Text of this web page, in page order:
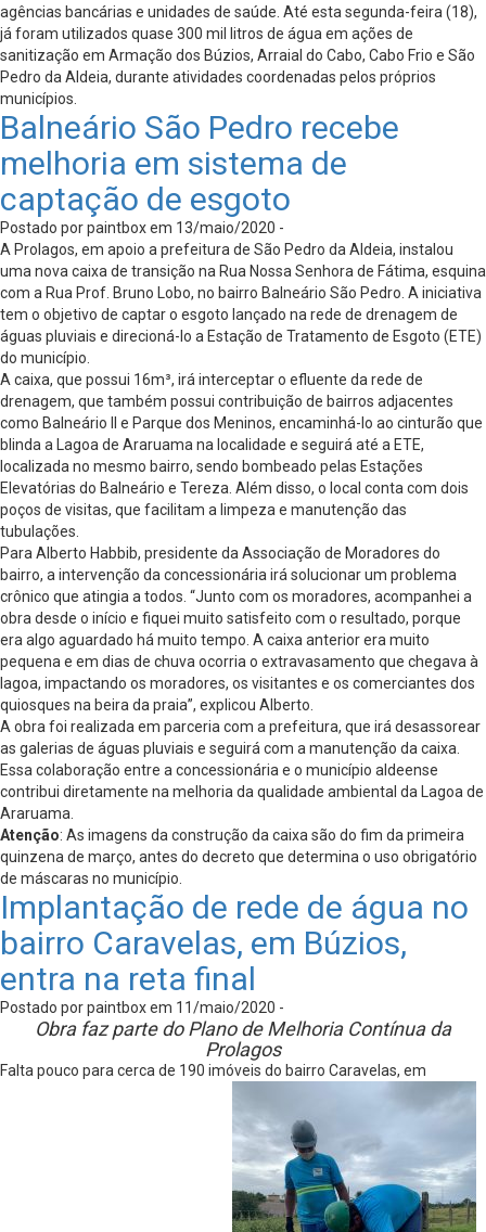
agências bancárias e unidades de saúde. Até esta segunda-feira (18),
já foram utilizados quase 300 mil litros de água em ações de
sanitização em Armação dos Búzios, Arraial do Cabo, Cabo Frio e São
Pedro da Aldeia, durante atividades coordenadas pelos próprios
municípios.
Balneário São Pedro recebe
melhoria em sistema de
captação de esgoto
Postado por paintbox em 13/maio/2020 -
A Prolagos, em apoio a prefeitura de São Pedro da Aldeia, instalou
uma nova caixa de transição na Rua Nossa Senhora de Fátima, esquina
com a Rua Prof. Bruno Lobo, no bairro Balneário São Pedro. A iniciativa
tem o objetivo de captar o esgoto lançado na rede de drenagem de
águas pluviais e direcioná-lo a Estação de Tratamento de Esgoto (ETE)
do município.
A caixa, que possui 16m³, irá interceptar o efluente da rede de
drenagem, que também possui contribuição de bairros adjacentes
como Balneário II e Parque dos Meninos, encaminhá-lo ao cinturão que
blinda a Lagoa de Araruama na localidade e seguirá até a ETE,
localizada no mesmo bairro, sendo bombeado pelas Estações
Elevatórias do Balneário e Tereza. Além disso, o local conta com dois
poços de visitas, que facilitam a limpeza e manutenção das
tubulações.
Para Alberto Habbib, presidente da Associação de Moradores do
bairro, a intervenção da concessionária irá solucionar um problema
crônico que atingia a todos. “Junto com os moradores, acompanhei a
obra desde o início e fiquei muito satisfeito com o resultado, porque
era algo aguardado há muito tempo. A caixa anterior era muito
pequena e em dias de chuva ocorria o extravasamento que chegava à
lagoa, impactando os moradores, os visitantes e os comerciantes dos
quiosques na beira da praia”, explicou Alberto.
A obra foi realizada em parceria com a prefeitura, que irá desassorear
as galerias de águas pluviais e seguirá com a manutenção da caixa.
Essa colaboração entre a concessionária e o município aldeense
contribui diretamente na melhoria da qualidade ambiental da Lagoa de
Araruama.
Atenção: As imagens da construção da caixa são do fim da primeira
quinzena de março, antes do decreto que determina o uso obrigatório
de máscaras no município.
Implantação de rede de água no
bairro Caravelas, em Búzios,
entra na reta final
Postado por paintbox em 11/maio/2020 -
Obra faz parte do Plano de Melhoria Contínua da
Prolagos
Falta pouco para cerca de 190 imóveis do bairro Caravelas, em